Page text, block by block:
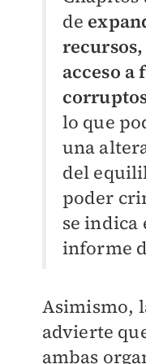
de
acceso
lo que
una
del
poder
se indica
informe
Asimismo,
advierte
ambas